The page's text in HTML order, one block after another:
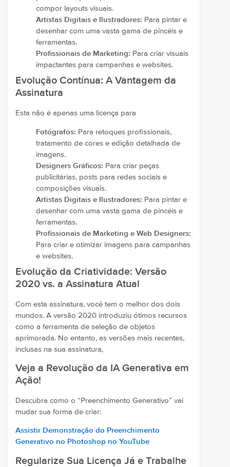
compor layouts visuais.
Artistas Digitais e Ilustradores: Para pintar e
desenhar com uma vasta gama de pincéis e
ferramentas.
Profissionais de Marketing: Para criar visuais
impactantes para campanhas e websites.
Evolução Contínua: A Vantagem da
Assinatura
Esta não é apenas uma licença para
Fotógrafos: Para retoques profissionais,
tratamento de cores e edição detalhada de
imagens.
Designers Gráficos: Para criar peças
publicitárias, posts para redes sociais e
composições visuais.
Artistas Digitais e Ilustradores: Para pintar e
desenhar com uma vasta gama de pincéis e
ferramentas.
Profissionais de Marketing e Web Designers:
Para criar e otimizar imagens para campanhas
e websites.
Evolução da Criatividade: Versão
2020 vs. a Assinatura Atual
Com esta assinatura, você tem o melhor dos dois
mundos. A versão 2020 introduziu ótimos recursos
como a ferramenta de seleção de objetos
aprimorada. No entanto, as versões mais recentes,
inclusas na sua assinatura,
Veja a Revolução da IA Generativa em
Ação!
Descubra como o “Preenchimento Generativo” vai
mudar sua forma de criar:
Assistir Demonstração do Preenchimento
Generativo no Photoshop no YouTube
Regularize Sua Licença Já e Trabalhe